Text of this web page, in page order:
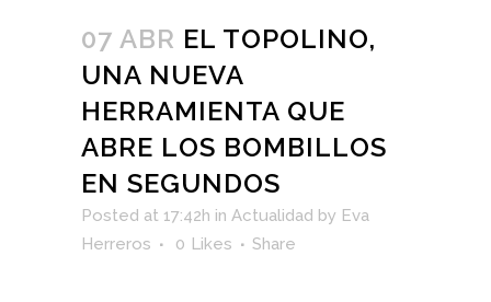
07 ABR EL TOPOLINO,
UNA NUEVA
HERRAMIENTA QUE
ABRE LOS BOMBILLOS
EN SEGUNDOS
Posted at 17:42h in Actualidad by Eva
Herreros
0 Likes Share